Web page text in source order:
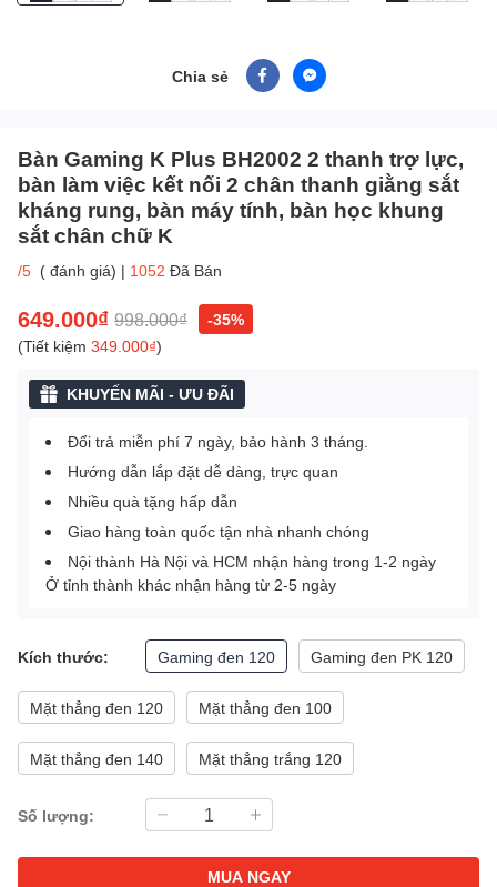
Chia sẻ
Bàn Gaming K Plus BH2002 2 thanh trợ lực,
bàn làm việc kết nối 2 chân thanh giằng sắt
kháng rung, bàn máy tính, bàn học khung
sắt chân chữ K
/5 ( đánh giá) | 1052 Đã Bán
649.000₫ 998.000₫
-35%
(Tiết kiệm 349.000₫)
KHUYẾN MÃI - ƯU ĐÃI
Đổi trả miễn phí 7 ngày, bảo hành 3 tháng.
Hướng dẫn lắp đặt dễ dàng, trực quan
Nhiều quà tặng hấp dẫn
Giao hàng toàn quốc tận nhà nhanh chóng
Nội thành Hà Nội và HCM nhận hàng trong 1-2 ngày
Ở tỉnh thành khác nhận hàng từ 2-5 ngày
Kích thước: Gaming đen 120 Gaming đen PK 120
Mặt thẳng đen 120 Mặt thẳng đen 100
Mặt thẳng đen 140 Mặt thẳng trắng 120
Số lượng:
MUA NGAY